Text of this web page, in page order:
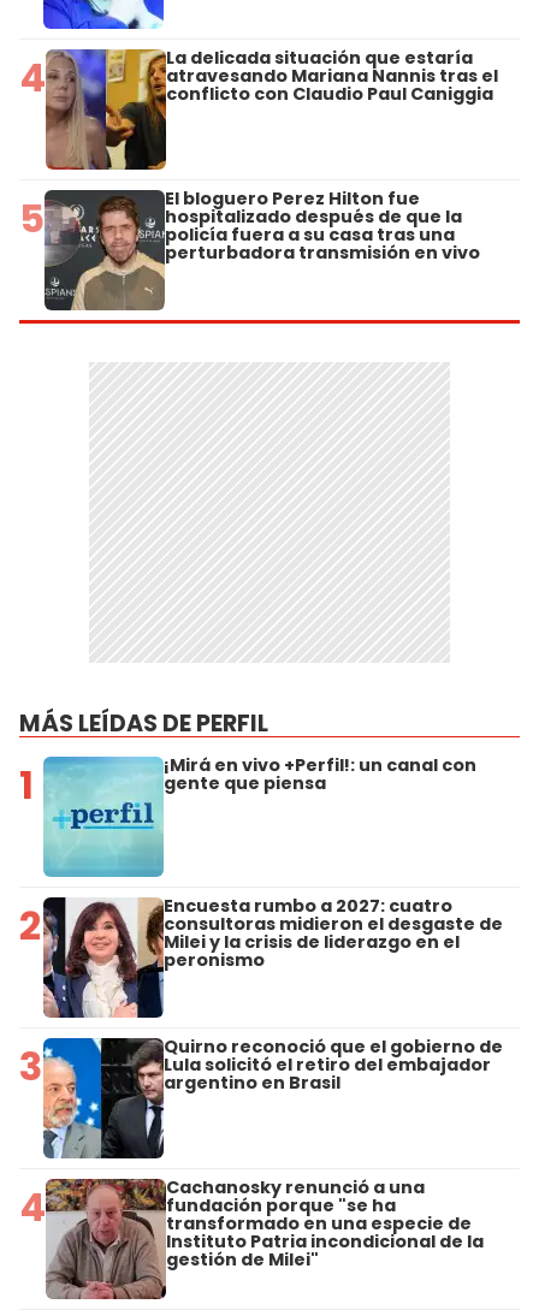
4 La delicada situación que estaría
atravesando Mariana Nannis tras el
conflicto con Claudio Paul Caniggia
5 El bloguero Perez Hilton fue
hospitalizado después de que la
policía fuera a su casa tras una
perturbadora transmisión en vivo
MÁS LEÍDAS DE PERFIL
1 ¡Mirá en vivo +Perfil!: un canal con
gente que piensa
2 Encuesta rumbo a 2027: cuatro
consultoras midieron el desgaste de
Milei y la crisis de liderazgo en el
peronismo
3 Quirno reconoció que el gobierno de
Lula solicitó el retiro del embajador
argentino en Brasil
4 Cachanosky renunció a una
fundación porque "se ha
transformado en una especie de
Instituto Patria incondicional de la
gestión de Milei"